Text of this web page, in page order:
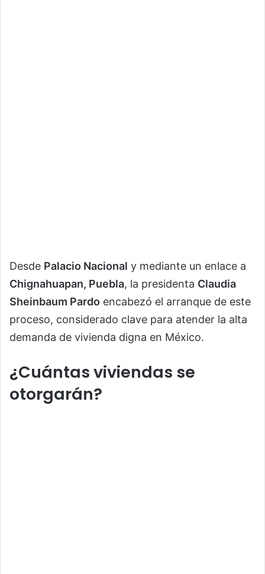
Desde Palacio Nacional y mediante un enlace a
Chignahuapan, Puebla, la presidenta Claudia
Sheinbaum Pardo encabezó el arranque de este
proceso, considerado clave para atender la alta
demanda de vivienda digna en México.
¿Cuántas viviendas se
otorgarán?